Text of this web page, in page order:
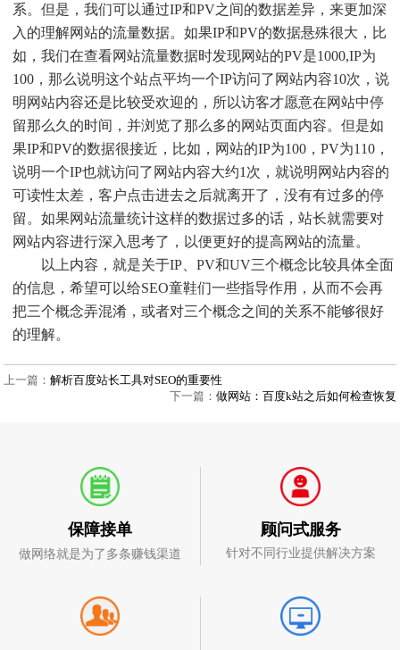
系。但是，我们可以通过IP和PV之间的数据差异，来更加深
入的理解网站的流量数据。如果IP和PV的数据悬殊很大，比
如，我们在查看网站流量数据时发现网站的PV是1000,IP为
100，那么说明这个站点平均一个IP访问了网站内容10次，说
明网站内容还是比较受欢迎的，所以访客才愿意在网站中停
留那么久的时间，并浏览了那么多的网站页面内容。但是如
果IP和PV的数据很接近，比如，网站的IP为100，PV为110，
说明一个IP也就访问了网站内容大约1次，就说明网站内容的
可读性太差，客户点击进去之后就离开了，没有有过多的停
留。如果网站流量统计这样的数据过多的话，站长就需要对
网站内容进行深入思考了，以便更好的提高网站的流量。
以上内容，就是关于IP、PV和UV三个概念比较具体全面
的信息，希望可以给SEO童鞋们一些指导作用，从而不会再
把三个概念弄混淆，或者对三个概念之间的关系不能够很好
的理解。
上一篇：解析百度站长工具对SEO的重要性
下一篇： 做网站：百度k站之后如何检查恢复
保障接单
做网络就是为了多条赚钱渠道
顾问式服务
针对不同行业提供解决方案